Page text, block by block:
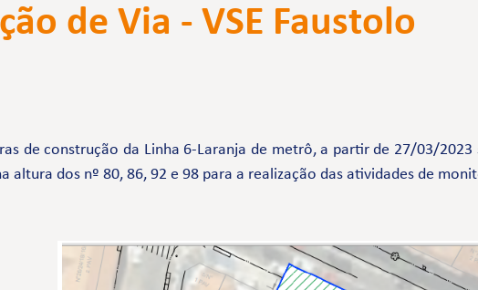
de Via - VSE Faustolo
de construção da Linha 6-Laranja de metrô, a partir de 27/03/
altura dos nº 80, 86, 92 e 98 para a realização das atividades de